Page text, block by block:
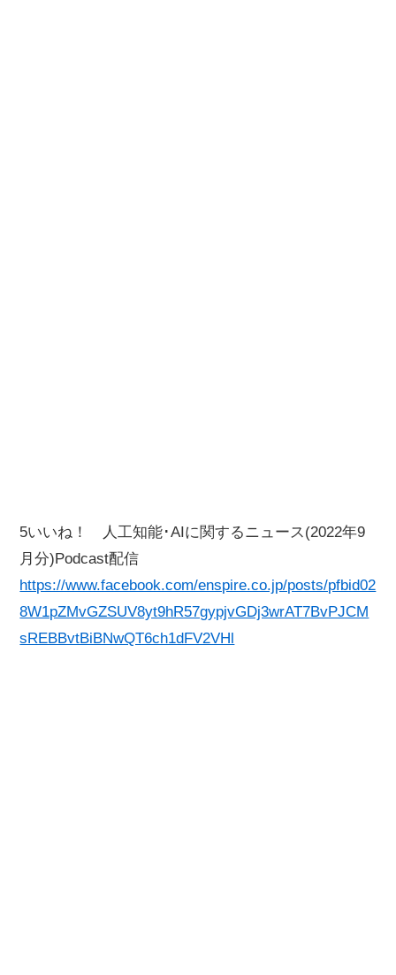
5いいね！ 人工知能･AIに関するニュース(2022年9
月分)Podcast配信
https://www.facebook.com/enspire.co.jp/posts/pfbid02
8W1pZMvGZSUV8yt9hR57gypjvGDj3wrAT7BvPJCM
sREBBvtBiBNwQT6ch1dFV2VHl